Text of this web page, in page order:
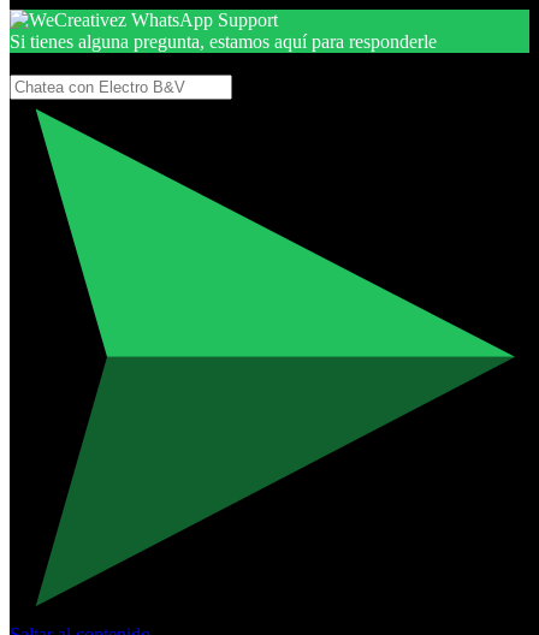
Si tienes alguna pregunta, estamos aquí para responderle